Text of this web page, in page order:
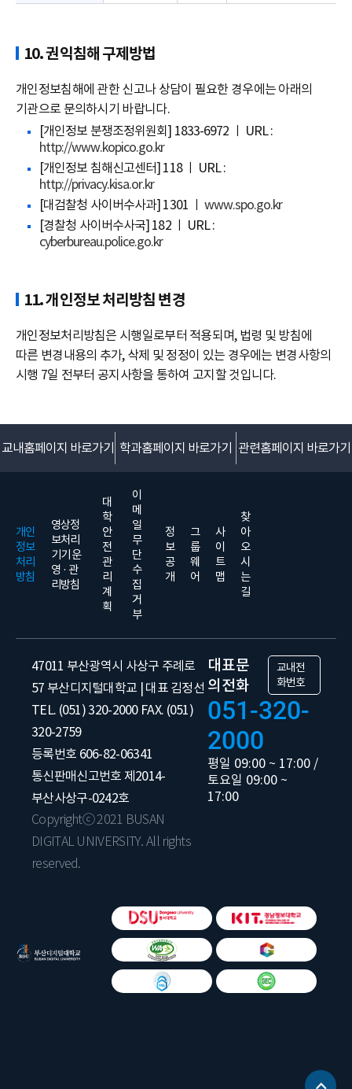
10. 권익침해 구제방법
개인정보침해에 관한 신고나 상담이 필요한 경우에는 아래의
기관으로 문의하시기 바랍니다.
[개인정보 분쟁조정위원회] 1833-6972 ㅣ URL :
http://www.kopico.go.kr
[개인정보 침해신고센터] 118 ㅣ URL :
http://privacy.kisa.or.kr
[대검찰청 사이버수사과] 1301 ㅣwww.spo.go.kr
[경찰청 사이버수사국] 182 ㅣ URL :
cyberbureau.police.go.kr
11. 개인정보 처리방침 변경
개인정보처리방침은 시행일로부터 적용되며, 법령 및 방침에
따른 변경내용의 추가, 삭제 및 정정이 있는 경우에는 변경사항의
시행 7일 전부터 공지사항을 통하여 고지할 것입니다.
교내홈페이지 바로가기 학과홈페이지 바로가기 관련홈페이지 바로가기
개인
정보
처리
방침
영상정
보처리
기기 운
영 · 관
리방침
대
학
안
전
관
리
계
획
이
메
일
무
단
수
집
거
부
정
보
공
개
그
룹
웨
어
사
이
트
맵
찾
아
오
시
는
길
47011 부산광역시 사상구 주례로
57 부산디지털대학교 | 대표 김정선
TEL. (051) 320-2000 FAX. (051)
320-2759
등록번호 606-82-06341
통신판매신고번호 제2014-
부산사상구-0242호
Copyrightⓒ 2021 BUSAN
DIGITAL UNIVERSITY. All rights
reserved.
대표문
의전화
교내전
화번호
051-320-
2000
평일 09:00 ~ 17:00 /
토요일 09:00 ~
17:00